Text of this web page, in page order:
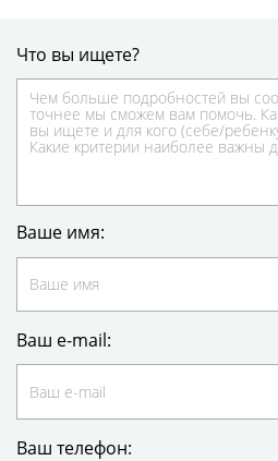
Что вы ищете?
Ваше имя:
Ваш e-mail:
Ваш телефон: